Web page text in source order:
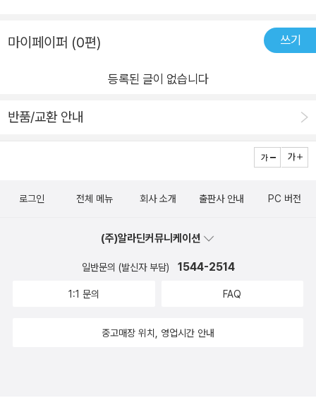
깔 무지개처럼 일곱가지의 맛처럼 일곱가지의 이야기가 마치 골
라먹는 재미처럼 펼쳐진 고양이 행진곡으로 인해 행복한 하루다.
황 그리고 그들의 마음을 공감 이해 할 수 있는 책인 거 같다 추
천!
마이페이퍼 (0편) 쓰기
등록된 글이 없습니다
반품/교환 안내
로그인 전체 메뉴 회사 소개 출판사 안내 PC 버전
(주)알라딘커뮤니케이션
일반문의 (발신자 부담) 1544-2514
1:1 문의 FAQ
중고매장 위치, 영업시간 안내